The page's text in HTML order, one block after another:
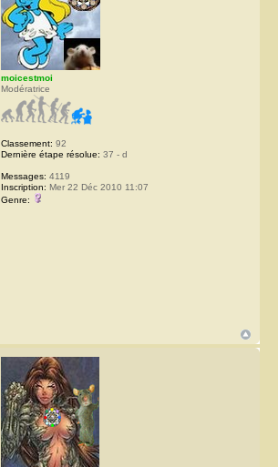
moicestmoi
Modératrice
Classement: 92
Dernière étape résolue: 37 - d
Messages: 4119
Inscription: Mer 22 Déc 2010 11:07
Genre: